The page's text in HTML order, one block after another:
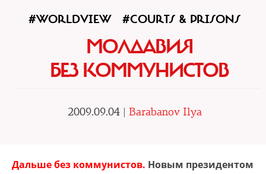
#WORLDVIEW #COURTS & PRISONS
МОЛДАВИЯ
БЕЗ КОММУНИСТОВ
2009.09.04 | Barabanov Ilya
Дальше без коммунистов. Новым президентом